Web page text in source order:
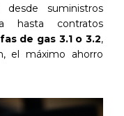
suministros
hasta contratos
de gas 3.1 o 3.2,
el máximo ahorro